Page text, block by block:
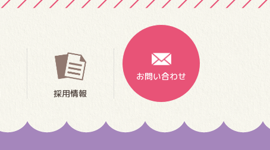
採用情報
お問い合わせ